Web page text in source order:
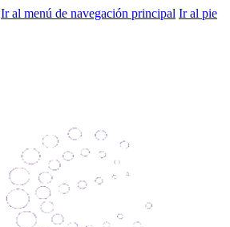
Ir al menú de navegación principal Ir al pie